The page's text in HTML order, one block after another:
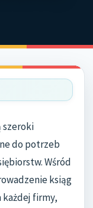
szeroki
do potrzeb
Wśród
ksiąg
firmy,